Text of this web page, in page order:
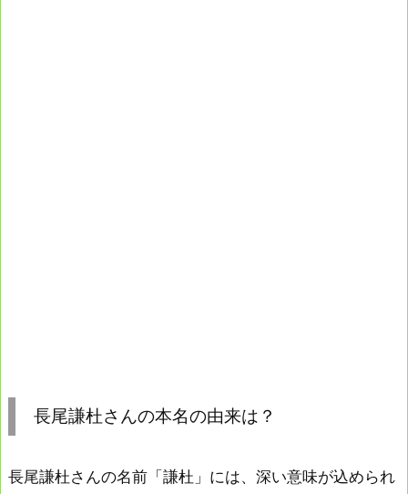
長尾謙杜さんの本名の由来は？
長尾謙杜さんの名前「謙杜」には、深い意味が込められ